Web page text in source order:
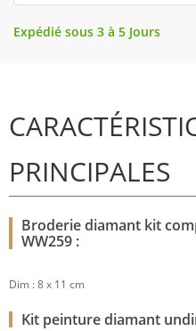
Expédié sous 3 à 5 Jours
PRINCIPALES
Broderie diamant kit
WW259 :
Dim : 8 x 11 cm
Kit peinture diamant